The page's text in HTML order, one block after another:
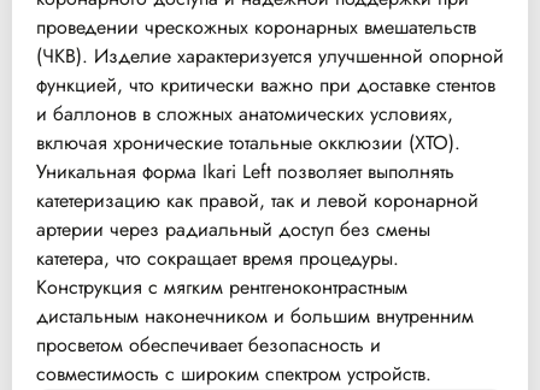
проведении чрескожных коронарных вмешательств
(ЧКВ). Изделие характеризуется улучшенной опорной
функцией, что критически важно при доставке стентов
и баллонов в сложных анатомических условиях,
включая хронические тотальные окклюзии (ХТО).
Уникальная форма Ikari Left позволяет выполнять
катетеризацию как правой, так и левой коронарной
артерии через радиальный доступ без смены
катетера, что сокращает время процедуры.
Конструкция с мягким рентгеноконтрастным
дистальным наконечником и большим внутренним
просветом обеспечивает безопасность и
совместимость с широким спектром устройств.